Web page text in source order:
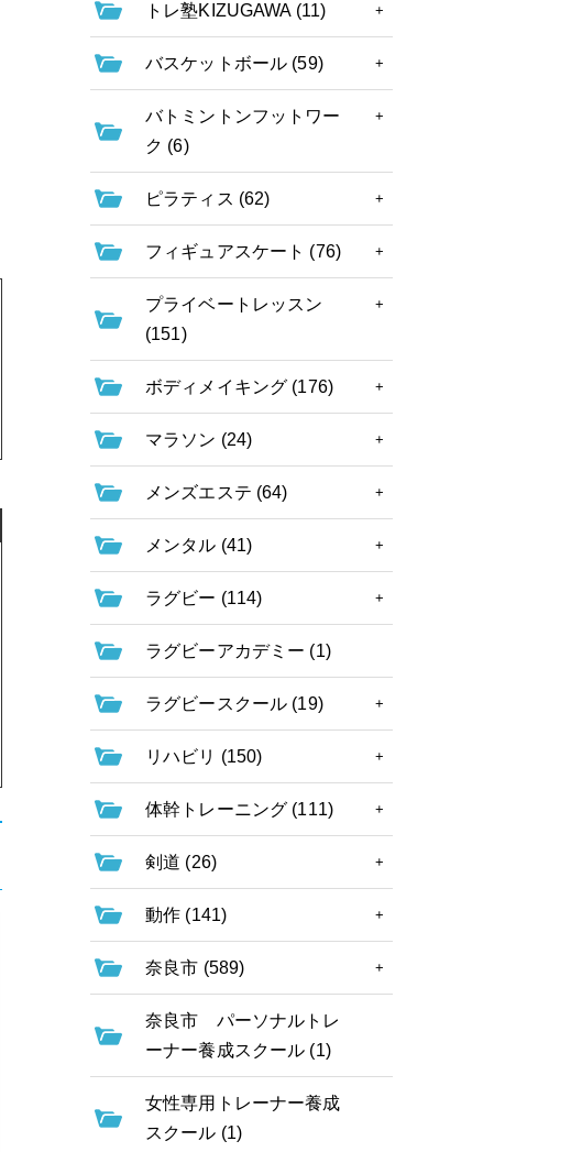
トレ塾KIZUGAWA (11)
バスケットボール (59)
バトミントンフットワー
ク (6)
ピラティス (62)
フィギュアスケート (76)
プライベートレッスン
(151)
ボディメイキング (176)
マラソン (24)
メンズエステ (64)
メンタル (41)
ラグビー (114)
ラグビーアカデミー (1)
ラグビースクール (19)
リハビリ (150)
体幹トレーニング (111)
剣道 (26)
動作 (141)
奈良市 (589)
奈良市 パーソナルトレ
ーナー養成スクール (1)
女性専用トレーナー養成
スクール (1)